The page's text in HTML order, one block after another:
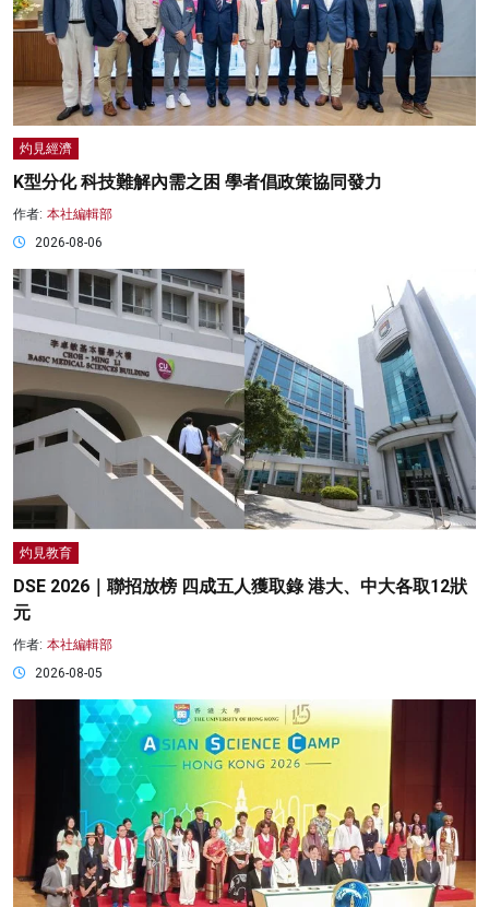
灼見經濟
K型分化 科技難解內需之困 學者倡政策協同發力
作者: 本社編輯部
2026-08-06
灼見教育
DSE 2026｜聯招放榜 四成五人獲取錄 港大、中大各取12狀
元
作者: 本社編輯部
2026-08-05